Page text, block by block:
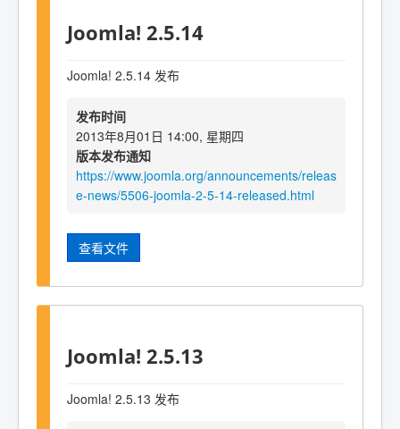
Joomla! 2.5.14
Joomla! 2.5.14 发布
发布时间
2013年8月01日 14:00, 星期四
版本发布通知
https://www.joomla.org/announcements/releas
e-news/5506-joomla-2-5-14-released.html
查看文件
Joomla! 2.5.13
Joomla! 2.5.13 发布